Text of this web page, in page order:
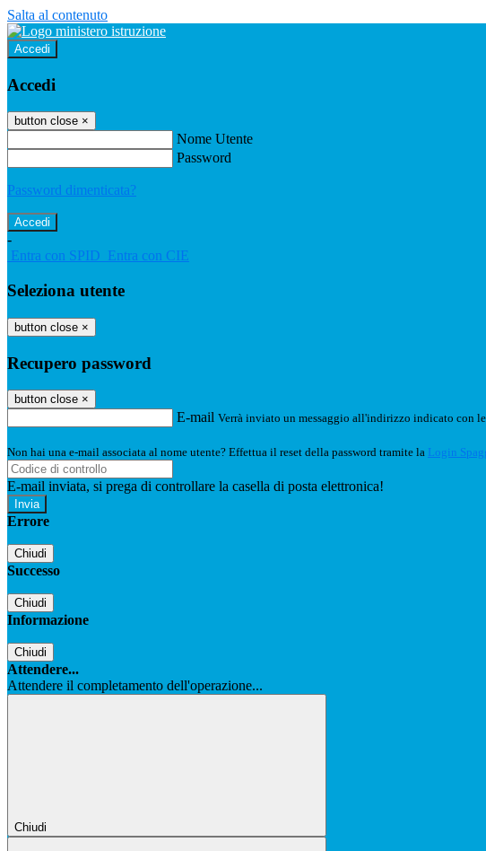
Salta al contenuto
Accedi
Accedi
button close ×
Nome Utente
Password
Password dimenticata?
-
Entra con SPID Entra con CIE
Seleziona utente
button close ×
Recupero password
button close ×
E-mail Verrà inviato un messaggio all'indirizzo indicato con
Non hai una e-mail associata al nome utente? Effettua il reset della password tramite la Login
E-mail inviata, si prega di controllare la casella di posta elettronica!
Errore
Chiudi
Successo
Chiudi
Informazione
Chiudi
Attendere...
Attendere il completamento dell'operazione...
Chiudi